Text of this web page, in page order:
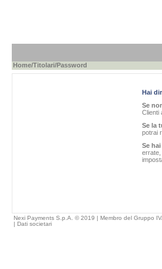
Home/Titolari/Password
Hai
Se
Clienti
Se la
potrai
Se
errate,
Nexi Payments S.p.A. © 2019 | Membro del Gruppo
| Dati societari